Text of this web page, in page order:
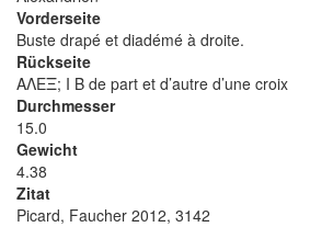
Vorderseite
Buste drapé et diadémé à droite.
Rückseite
ΑΛΕΞ; I B de part et d’autre d’une croix
Durchmesser
15.0
Gewicht
4.38
Zitat
Picard, Faucher 2012, 3142